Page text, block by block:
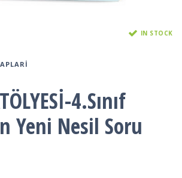
IN STOCK
4.Sınıf
Yeni Nesil Soru